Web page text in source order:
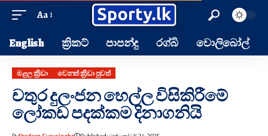
Aa
English ක්‍රිකට් පාපන්දු රග්බි වොලිබෝල්
මළල ක්‍රීඩා වෙනත් ක්‍රීඩා පුවත්
චතුර දුලංජන හෙල්ල විසිකිරීමේ
ලෝකඩ පදක්කම දිනාගනියි